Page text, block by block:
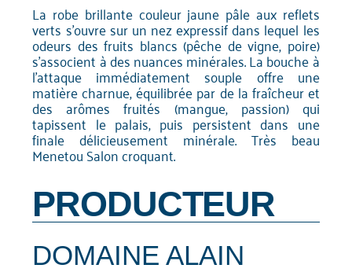
La robe brillante couleur jaune pâle aux reflets
verts s'ouvre sur un nez expressif dans lequel les
odeurs des fruits blancs (pêche de vigne, poire)
s'associent à des nuances minérales. La bouche à
l'attaque immédiatement souple offre une
matière charnue, équilibrée par de la fraîcheur et
des arômes fruités (mangue, passion) qui
tapissent le palais, puis persistent dans une
finale délicieusement minérale. Très beau
Menetou Salon croquant.
PRODUCTEUR
DOMAINE ALAIN